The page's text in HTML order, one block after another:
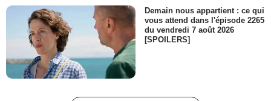
Demain nous appartient : ce qui
vous attend dans l'épisode 2265
du vendredi 7 août 2026
[SPOILERS]